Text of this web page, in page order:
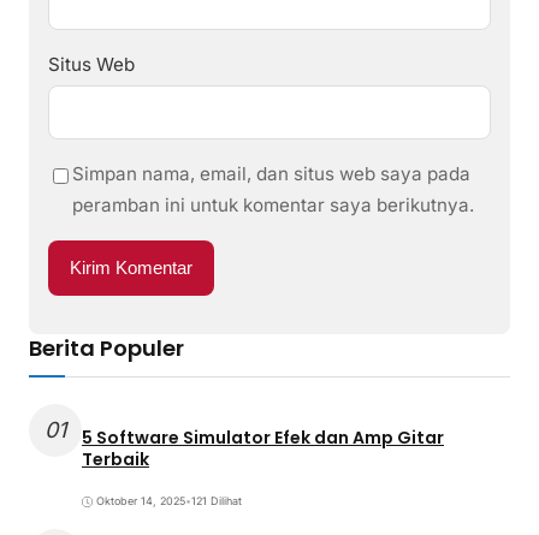
Situs Web
Simpan nama, email, dan situs web saya pada
peramban ini untuk komentar saya berikutnya.
Berita Populer
01
5 Software Simulator Efek dan Amp Gitar
Terbaik
Oktober 14, 2025•121 Dilihat